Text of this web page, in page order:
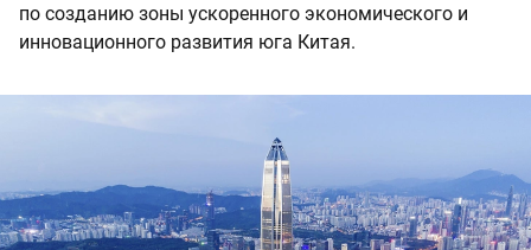
по созданию зоны ускоренного экономического и
инновационного развития юга Китая.